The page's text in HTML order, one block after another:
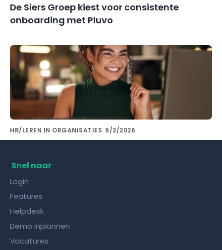
De Siers Groep kiest voor consistente
onboarding met Pluvo
HR/LEREN IN ORGANISATIES 9/2/2026
Snel naar
Login
Features
Helpdesk
Demo inplannen
Vacatures